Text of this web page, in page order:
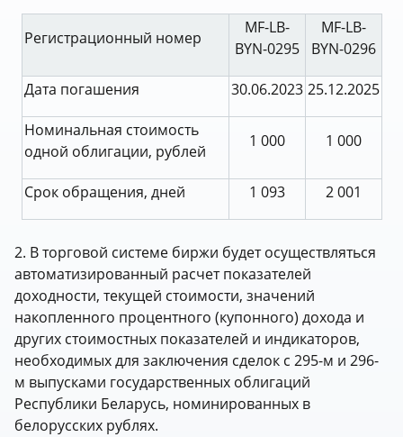
Регистрационный номер
MF-LB-
BYN-0295
MF-LB-
BYN-0296
Дата погашения 30.06.2023 25.12.2025
Номинальная стоимость
одной облигации, рублей
1 000 1 000
Срок обращения, дней 1 093 2 001
2. В торговой системе биржи будет осуществляться
автоматизированный расчет показателей
доходности, текущей стоимости, значений
накопленного процентного (купонного) дохода и
других стоимостных показателей и индикаторов,
необходимых для заключения сделок с 295-м и 296-
м выпусками государственных облигаций
Республики Беларусь, номинированных в
белорусских рублях.